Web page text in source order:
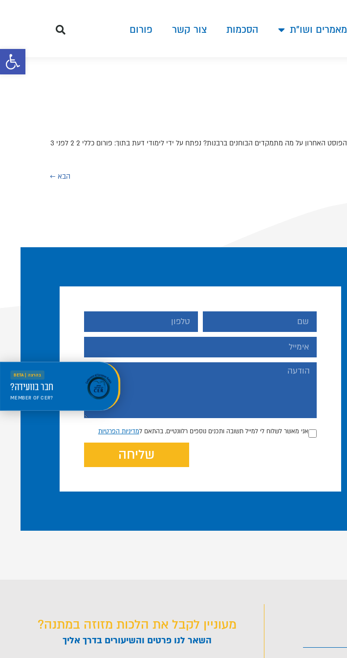
פתח
מאמרים ושו"ת הסכמות צור קשר פורום
חיפוש: מוצגים 15 דיונים – 1 עד 15 (מתוך 115 סה״כ) 1 2 3 … 6 7 8 ← דיון משתתפים תגובות הפוסט האחרון על מה מתמקדים הבוחנים ברבנות? נפתח על ידי לימודי דעת בתוך: פורום כללי 2 2 לפני 3
הבא ←
אני מאשר לשלוח לי למייל תשובה ותכנים נוספים רלוונטיים, בהתאם למדיניות הפרטיות
שליחה
מעוניין לקבל את הלכות מזוזה במתנה?
השאר לנו פרטים והשיעורים בדרך אליך
בהרצה | BETA
חבר בוועידה?
MEMBER OF CER?
Welcome to the new portal